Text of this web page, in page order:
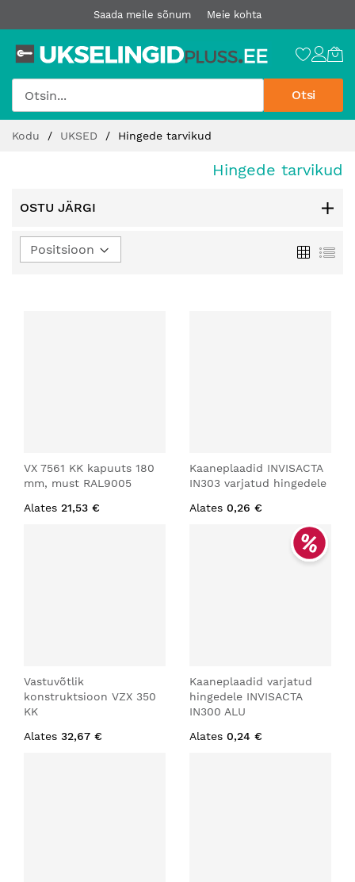
Saada meile sõnum Meie kohta
Otsi
sisu
Kodu UKSED Hingede tarvikud
Hingede tarvikud
OSTU JÄRGI
VX 7561 KK kapuuts 180
mm, must RAL9005
Alates 21,53 €
Kaaneplaadid INVISACTA
IN303 varjatud hingedele
Alates 0,26 €
Vastuvõtlik
konstruktsioon VZX 350
KK
Alates 32,67 €
Kaaneplaadid varjatud
hingedele INVISACTA
IN300 ALU
Alates 0,24 €